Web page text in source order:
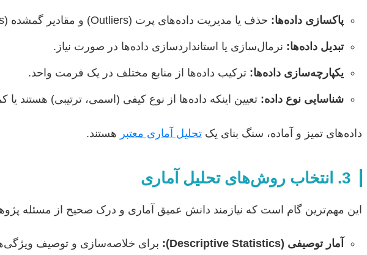
پاکسازی داده‌ها: حذف یا مدیریت داده‌های پرت (Outliers) و مقادیر گمشده (Missing Values).
تبدیل داده‌ها: نرمال‌سازی یا استانداردسازی داده‌ها در صورت نیاز.
یکپارچه‌سازی داده‌ها: ترکیب داده‌ها از منابع مختلف در یک فرمت واحد.
شناسایی نوع داده: تعیین اینکه داده‌ها از نوع کیفی (اسمی، ترتیبی) هستند
داده‌های تمیز و آماده، سنگ بنای یک تحلیل آماری معتبر هستند.
3. انتخاب روش‌های تحلیل آماری
این مهم‌ترین گام است که نیازمند دانش عمیق آماری و درک صحیح از مسئله
آمار توصیفی (Descriptive Statistics):
برای خلاصه‌سازی و توصیف